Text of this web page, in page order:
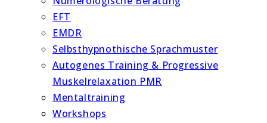
EFT
EMDR
Selbsthypnothische Sprachmuster
Autogenes Training & Progressive
Muskelrelaxation PMR
Mentaltraining
Workshops